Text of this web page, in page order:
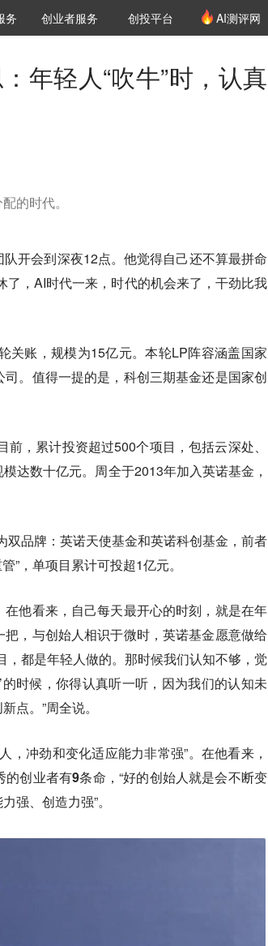
构库
推介
务 创投氪堂
创业者服务 创投平台 AI测评网
年轻人“吹牛”时，认真
的时代。
开会到深夜12点。他觉得自己还不算最拼命
了，AI时代一来，时代的机会来了，干劲比我
关账，规模为15亿元。本轮LP阵容涵盖国家
。值得一提的是，科创三期基金还是国家创
，累计投资超过500个项目，包括云深处、
达数十亿元。周全于2013年加入英诺基金，
品牌：英诺天使基金和英诺科创基金，前者
”，单项目累计可投超1亿元。
他看来，自己每天最开心的时刻，就是在年
，与创始人相识于微时，英诺基金愿意做给
都是年轻人做的。那时候我们认知不够，觉
时候，你得认真听一听，因为我们的认知未
点。”周全说。
，冲劲和变化适应能力非常强”。在他看来，
的创业者有9条命 ，“好的创始人就是会不断变
强、创造力强”。